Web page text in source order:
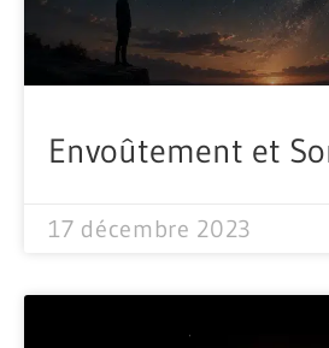
Envoûtement et
17 décembre 2023